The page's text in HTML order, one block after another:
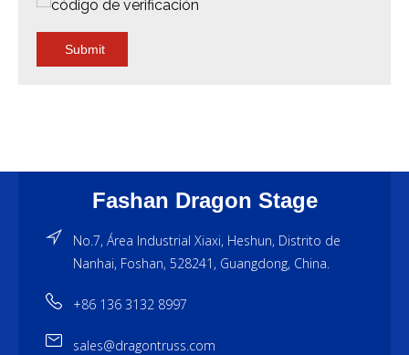
Submit
Fashan Dragon Stage
No.7, Área Industrial Xiaxi, Heshun, Distrito de
Nanhai, Foshan, 528241, Guangdong, China.
+86 136 3132 8997
sales@dragontruss.com